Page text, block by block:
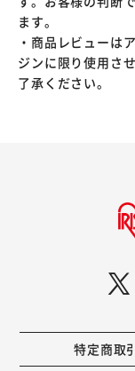
ます。
・商品レビューは
ジンに限り使用さ
了承ください。
特定商取